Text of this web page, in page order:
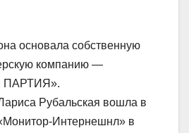
основала собственную
компанию —
ПАРТИЯ».
Рубальская вошла в
Интернешнл» в